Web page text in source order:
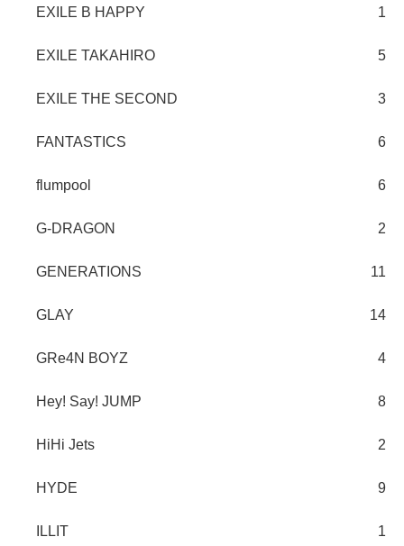
EXILE B HAPPY 1
EXILE TAKAHIRO 5
EXILE THE SECOND 3
FANTASTICS 6
flumpool 6
G-DRAGON 2
GENERATIONS 11
GLAY 14
GRe4N BOYZ 4
Hey! Say! JUMP 8
HiHi Jets 2
HYDE 9
ILLIT 1